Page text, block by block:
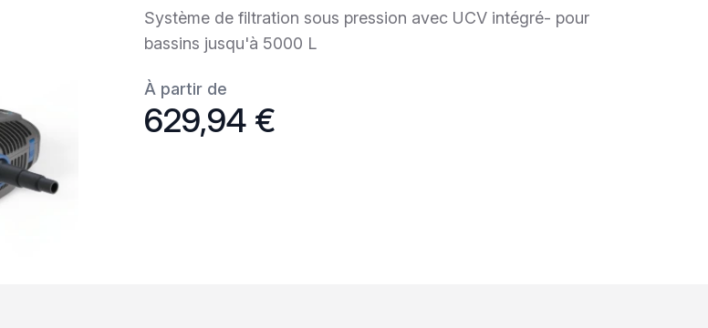
Système de filtration sous pression avec UCV intégré- pour
bassins jusqu'à 5000 L
À partir de
629,94 €